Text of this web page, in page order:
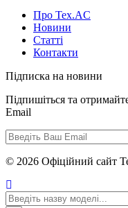
Про Tex.AC
Новини
Статті
Контакти
Підписка на новини
Підпишіться та
Email
© 2026 Офіційний сайт